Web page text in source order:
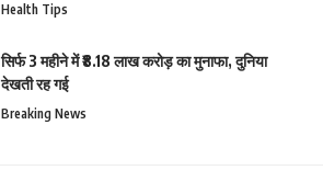
Health Tips
सिर्फ 3 महीने में ₹8.18 लाख करोड़ का मुनाफा, दुनिया
देखती रह गई
Breaking News